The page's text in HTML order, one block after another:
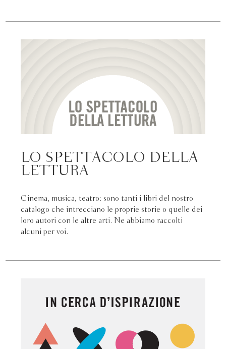
LO SPETTACOLO DELLA
LETTURA
Cinema, musica, teatro: sono tanti i libri del nostro
catalogo che intrecciano le proprie storie o quelle dei
loro autori con le altre arti. Ne abbiamo raccolti
alcuni per voi.